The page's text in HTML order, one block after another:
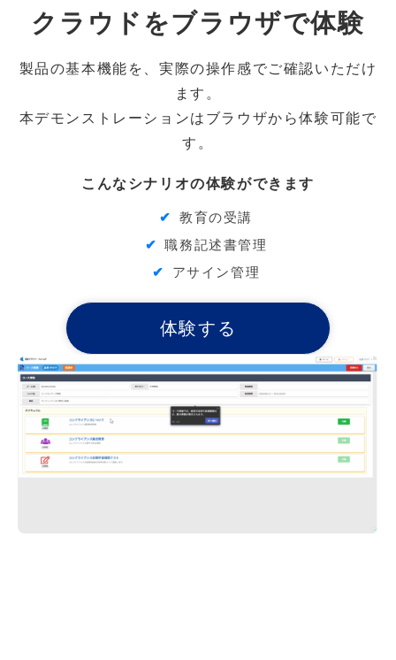
クラウドをブラウザで体験
製品の基本機能を、実際の操作感でご確認いただけ
ます。
本デモンストレーションはブラウザから体験可能で
す。
こんなシナリオの体験ができます
教育の受講
職務記述書管理
アサイン管理
体験する